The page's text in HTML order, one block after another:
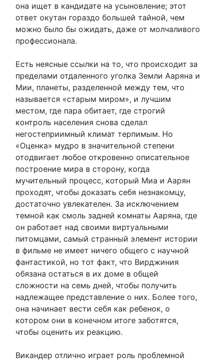
она ищет в кандидате на усыновление; этот
ответ окутан гораздо большей тайной, чем
можно было бы ожидать, даже от молчаливого
профессионала.
Есть неясные ссылки на то, что происходит за
пределами отдаленного уголка Земли Ааряна и
Мии, планеты, разделенной между тем, что
называется «старым миром», и лучшим
местом, где пара обитает, где строгий
контроль населения снова сделал
негостеприимный климат терпимым. Но
«Оценка» мудро в значительной степени
отодвигает любое откровенно описательное
построение мира в сторону, когда
мучительный процесс, который Миа и Аарян
проходят, чтобы доказать себя незнакомцу,
достаточно увлекателен. За исключением
темной как смоль задней комнаты Ааряна, где
он работает над своими виртуальными
питомцами, самый странный элемент истории
в фильме не имеет ничего общего с научной
фантастикой, но тот факт, что Вирджиния
обязана остаться в их доме в общей
сложности на семь дней, чтобы получить
надлежащее представление о них. Более того,
она начинает вести себя как ребенок, о
котором они в конечном итоге заботятся,
чтобы оценить их реакцию.
Викандер отлично играет роль проблемной